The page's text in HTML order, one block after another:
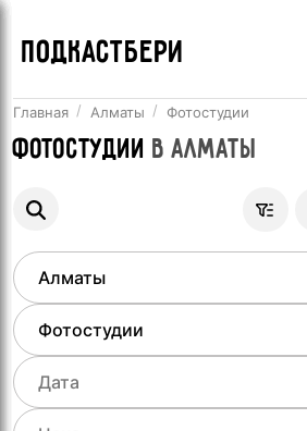
ПОДКАСТБЕРИ
Главная Алматы Фотостудии
Фотостудии вАлматы